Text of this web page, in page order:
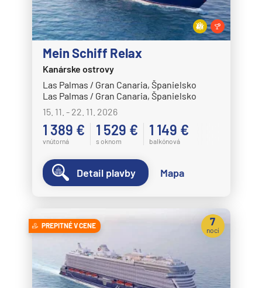
Mein Schiff Relax
Kanárske ostrovy
Las Palmas / Gran Canaria, Španielsko
Las Palmas / Gran Canaria, Španielsko
15. 11. - 22. 11. 2026
1 389 €
vnútorná
1 529 €
s oknom
1 149 €
balkónová
Detail plavby Mapa
PREPITNÉ V CENE 7
nocí